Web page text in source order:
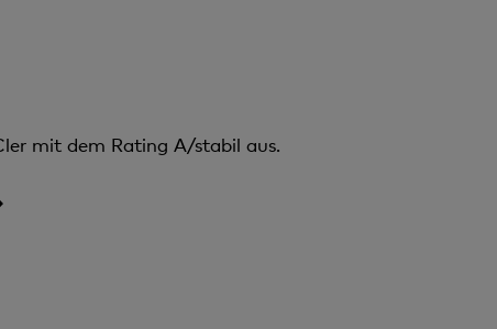
mit dem Rating A/stabil aus.